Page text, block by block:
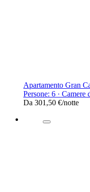
Apartamento Gran
Persone: 6 · Camere
Da 301,50 €/notte